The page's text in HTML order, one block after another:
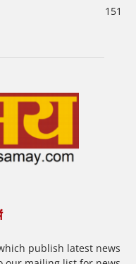
151
publish latest news